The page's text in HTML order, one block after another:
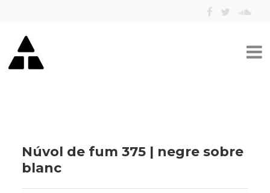
Núvol de fum 375 | negre sobre
blanc